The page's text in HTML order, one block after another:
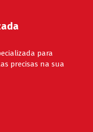
para
precisas na sua